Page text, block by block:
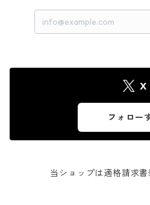
X
フォロー
当ショップは適格請求書